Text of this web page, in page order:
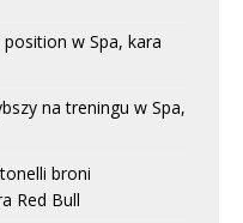
w Spa, kara
na treningu w Spa,
broni
Red Bull